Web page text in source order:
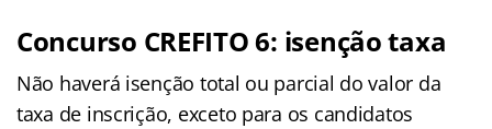
Concurso CREFITO 6: isenção taxa
Não haverá isenção total ou parcial do valor da
taxa de inscrição, exceto para os candidatos